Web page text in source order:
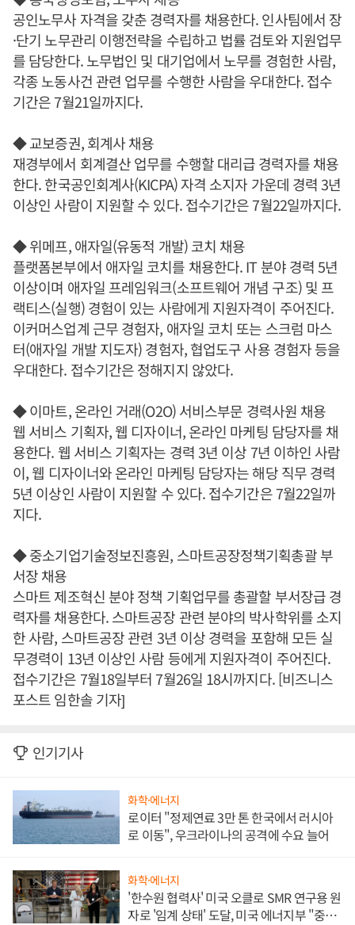
공인노무사 자격을 갖춘 경력자를 채용한다. 인사팀에서 장
·단기 노무관리 이행전략을 수립하고 법률 검토와 지원업무
를 담당한다. 노무법인 및 대기업에서 노무를 경험한 사람,
각종 노동사건 관련 업무를 수행한 사람을 우대한다. 접수
기간은 7월21일까지다.
◆ 교보증권, 회계사 채용
재경부에서 회계결산 업무를 수행할 대리급 경력자를 채용
한다. 한국공인회계사(KICPA) 자격 소지자 가운데 경력 3년
이상인 사람이 지원할 수 있다. 접수기간은 7월22일까지다.
◆ 위메프, 애자일(유동적 개발) 코치 채용
플랫폼본부에서 애자일 코치를 채용한다. IT 분야 경력 5년
이상이며 애자일 프레임워크(소프트웨어 개념 구조) 및 프
랙티스(실행) 경험이 있는 사람에게 지원자격이 주어진다.
이커머스업계 근무 경험자, 애자일 코치 또는 스크럼 마스
터(애자일 개발 지도자) 경험자, 협업도구 사용 경험자 등을
우대한다. 접수기간은 정해지지 않았다.
◆ 이마트, 온라인 거래(O2O) 서비스부문 경력사원 채용
웹 서비스 기획자, 웹 디자이너, 온라인 마케팅 담당자를 채
용한다. 웹 서비스 기획자는 경력 3년 이상 7년 이하인 사람
이, 웹 디자이너와 온라인 마케팅 담당자는 해당 직무 경력
5년 이상인 사람이 지원할 수 있다. 접수기간은 7월22일까
지다.
◆ 중소기업기술정보진흥원, 스마트공장정책기획총괄 부
서장 채용
스마트 제조혁신 분야 정책 기획업무를 총괄할 부서장급 경
력자를 채용한다. 스마트공장 관련 분야의 박사학위를 소지
한 사람, 스마트공장 관련 3년 이상 경력을 포함해 모든 실
무경력이 13년 이상인 사람 등에게 지원자격이 주어진다.
접수기간은 7월18일부터 7월26일 18시까지다. [비즈니스
포스트 임한솔 기자]
인기기사
화학·에너지
로이터 "정제연료 3만 톤 한국에서 러시아
로 이동", 우크라이나의 공격에 수요 늘어
화학·에너지
'한수원 협력사' 미국 오클로 SMR 연구용 원
자로 '임계 상태' 도달, 미국 에너지부 "중요